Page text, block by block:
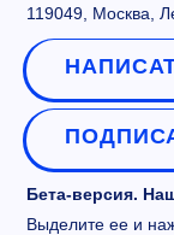
119049, Москва,
Бета-версия.
Выделите ее и